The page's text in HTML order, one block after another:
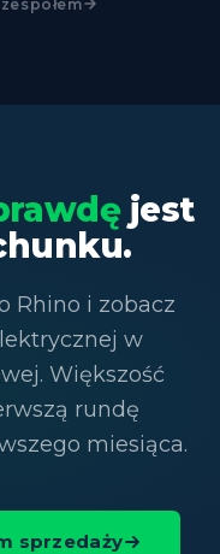
jest
Rhino i zobacz
w
Większość
rundę
miesiąca.
sprzedaży